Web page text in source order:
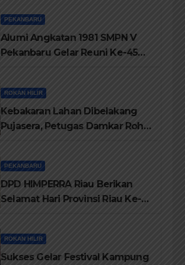
PEKANBARU
Alumi Angkatan 1981 SMPN V
Pekanbaru Gelar Reuni Ke-45
ROKAN HILIR
Kebakaran Lahan Dibelakang
Pujasera, Petugas Damkar Rohil
PEKANBARU
DPD HIMPERRA Riau Berikan
Selamat Hari Provinsi Riau Ke-
ROKAN HILIR
Sukses Gelar Festival Kampung